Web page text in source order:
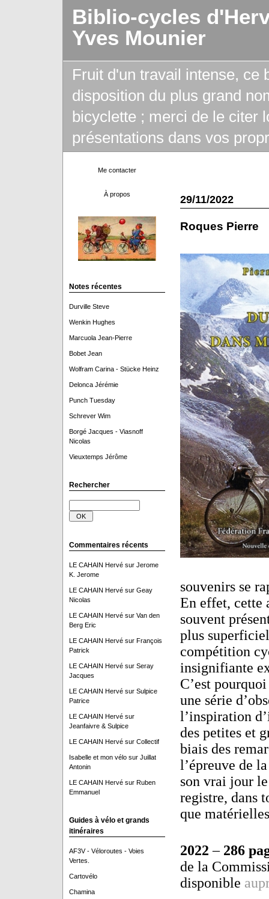
Biblio-cycles
Yves Mounier
Fruit d'un travail intense, ce
disposition du plus grand
bicyclette ; merci de le citer
présentations dans vos
Me contacter
À propos
Notes récentes
Durville Steve
Wenkin Hughes
Marcuola Jean-Pierre
Bobet Jean
Wolfram Carina - Stücke Heinz
Delonca Jérémie
Punch Tuesday
Schrever Wim
Borgé Jacques - Viasnoff
Nicolas
Vieuxtemps Jérôme
Rechercher
Commentaires récents
LE CAHAIN Hervésur Jerome
K. Jerome
LE CAHAIN Hervésur Geay
Nicolas
LE CAHAIN Hervésur Van den
Berg Eric
LE CAHAIN Hervésur François
Patrick
LE CAHAIN Hervésur Seray
Jacques
LE CAHAIN Hervésur Sulpice
Patrice
LE CAHAIN Hervésur
Jeanfaivre & Sulpice
LE CAHAIN Hervésur Collectif
Isabelle et mon vélosur Juillat
Antonin
LE CAHAIN Hervésur Ruben
Emmanuel
Guides à vélo et grands
itinéraires
AF3V - Véloroutes - Voies
Vertes.
Cartovélo
Chamina
29/11/2022
Roques Pierre
souvenirs se
En effet, cette
souvent
plus
compétition
insignifiante
C’est
une série
l’inspiration
des petites et
biais des
l’épreuve de
son vrai jour
registre, dans
que
2022 – 286
de la
disponible